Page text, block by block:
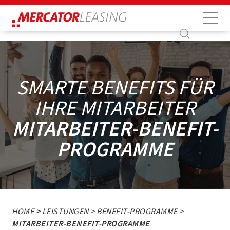
SMARTE BENEFITS FÜR
IHRE MITARBEITER
MITARBEITER-BENEFIT-
PROGRAMME
HOME>LEISTUNGEN >BENEFIT-PROGRAMME >
MITARBEITER-BENEFIT-PROGRAMME